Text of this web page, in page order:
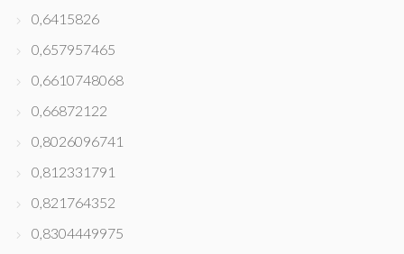
0,6415826
0,657957465
0,6610748068
0,66872122
0,8026096741
0,812331791
0,821764352
0,8304449975